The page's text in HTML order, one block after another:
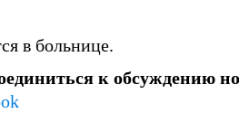
в больнице.
к обсуждению